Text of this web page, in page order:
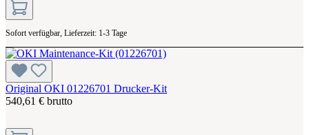
Sofort verfügbar, Lieferzeit: 1-3 Tage
Original OKI 01226701 Drucker-Kit
540,61 € brutto